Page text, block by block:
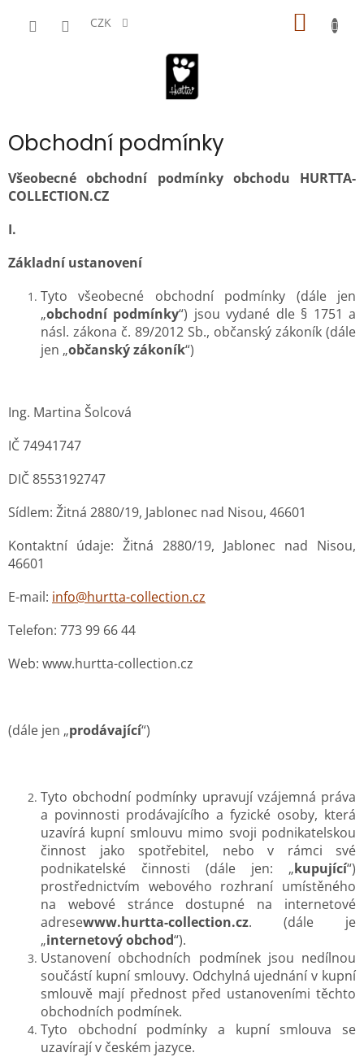
CZK
Obchodní podmínky
Všeobecné obchodní podmínky obchodu HURTTA-
COLLECTION.CZ
I.
Základní ustanovení
Tyto všeobecné obchodní podmínky (dále jen
„obchodní podmínky“) jsou vydané dle § 1751 a
násl. zákona č. 89/2012 Sb., občanský zákoník (dále
jen „občanský zákoník“)
Ing. Martina Šolcová
IČ 74941747
DIČ 8553192747
Sídlem: Žitná 2880/19, Jablonec nad Nisou, 46601
Kontaktní údaje: Žitná 2880/19, Jablonec nad Nisou,
46601
E-mail: info@hurtta-collection.cz
Telefon: 773 99 66 44
Web: www.hurtta-collection.cz
(dále jen „prodávající“)
Tyto obchodní podmínky upravují vzájemná práva
a povinnosti prodávajícího a fyzické osoby, která
uzavírá kupní smlouvu mimo svoji podnikatelskou
činnost jako spotřebitel, nebo v rámci své
podnikatelské činnosti (dále jen: „kupující“)
prostřednictvím webového rozhraní umístěného
na webové stránce dostupné na internetové
adresewww.hurtta-collection.cz. (dále je
„internetový obchod“).
Ustanovení obchodních podmínek jsou nedílnou
součástí kupní smlouvy. Odchylná ujednání v kupní
smlouvě mají přednost před ustanoveními těchto
obchodních podmínek.
Tyto obchodní podmínky a kupní smlouva se
uzavírají v českém jazyce.